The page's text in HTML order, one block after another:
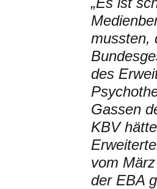
mussten,
des
Gassen
KBV
vom
der EBA